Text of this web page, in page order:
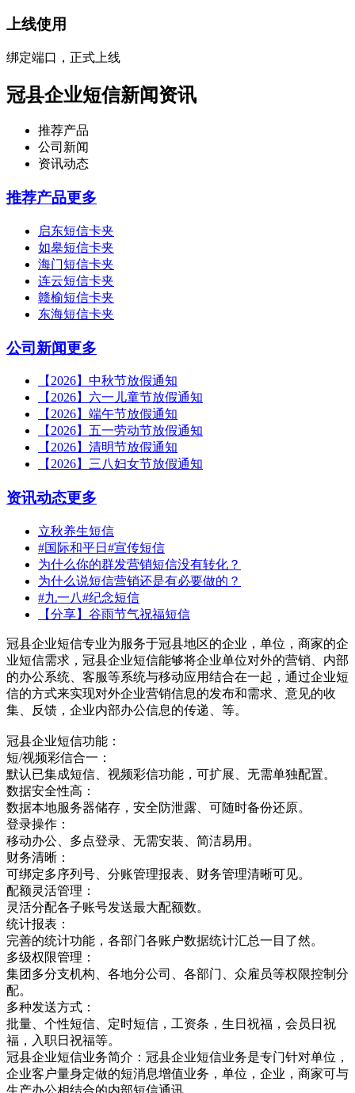
上线使用
绑定端口，正式上线
冠县企业短信新闻资讯
推荐产品
公司新闻
资讯动态
推荐产品更多
启东短信卡夹
如皋短信卡夹
海门短信卡夹
连云短信卡夹
赣榆短信卡夹
东海短信卡夹
公司新闻更多
【2026】中秋节放假通知
【2026】六一儿童节放假通知
【2026】端午节放假通知
【2026】五一劳动节放假通知
【2026】清明节放假通知
【2026】三八妇女节放假通知
资讯动态更多
立秋养生短信
#国际和平日#宣传短信
为什么你的群发营销短信没有转化？
为什么说短信营销还是有必要做的？
#九一八#纪念短信
【分享】谷雨节气祝福短信
冠县企业短信专业为服务于冠县地区的企业，单位，商家的企
业短信需求，冠县企业短信能够将企业单位对外的营销、内部
的办公系统、客服等系统与移动应用结合在一起，通过企业短
信的方式来实现对外企业营销信息的发布和需求、意见的收
集、反馈，企业内部办公信息的传递、等。
冠县企业短信功能：
短/视频彩信合一：
默认已集成短信、视频彩信功能，可扩展、无需单独配置。
数据安全性高：
数据本地服务器储存，安全防泄露、可随时备份还原。
登录操作：
移动办公、多点登录、无需安装、简洁易用。
财务清晰：
可绑定多序列号、分账管理报表、财务管理清晰可见。
配额灵活管理：
灵活分配各子账号发送最大配额数。
统计报表：
完善的统计功能，各部门各账户数据统计汇总一目了然。
多级权限管理：
集团多分支机构、各地分公司、各部门、众雇员等权限控制分
配。
多种发送方式：
批量、个性短信、定时短信，工资条，生日祝福，会员日祝
福，入职日祝福等。
冠县企业短信业务简介：冠县企业短信业务是专门针对单位，
企业客户量身定做的短消息增值业务，单位，企业，商家可与
生产办公相结合的内部短信通讯，